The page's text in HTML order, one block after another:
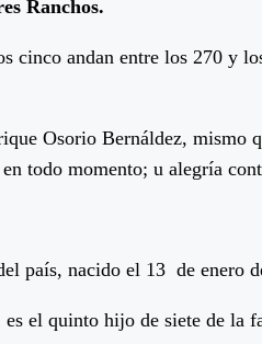
Ranchos.
cinco andan entre los 270 y
Osorio Bernáldez,
todo momento; u alegría
país, nacido el 13 de enero
el quinto hijo de siete de la